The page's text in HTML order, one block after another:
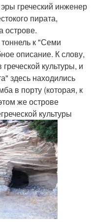
греческий инженер
пирата,
острове.
к "Семи
описание. К слову,
культуры, и
здесь находились
в порту (которая, к
же острове
культуры